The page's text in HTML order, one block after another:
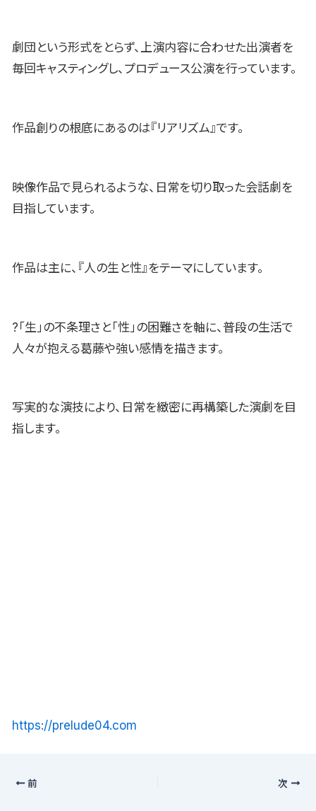
劇団という形式をとらず、上演内容に合わせた出演者を
毎回キャスティングし、プロデュース公演を行っています。
作品創りの根底にあるのは『リアリズム』です。
映像作品で見られるような、日常を切り取った会話劇を
目指しています。
作品は主に、『人の生と性』をテーマにしています。
?「生」の不条理さと「性」の困難さを軸に、普段の生活で
人々が抱える葛藤や強い感情を描きます。
写実的な演技により、日常を緻密に再構築した演劇を目
指します。
https://prelude04.com
前 次